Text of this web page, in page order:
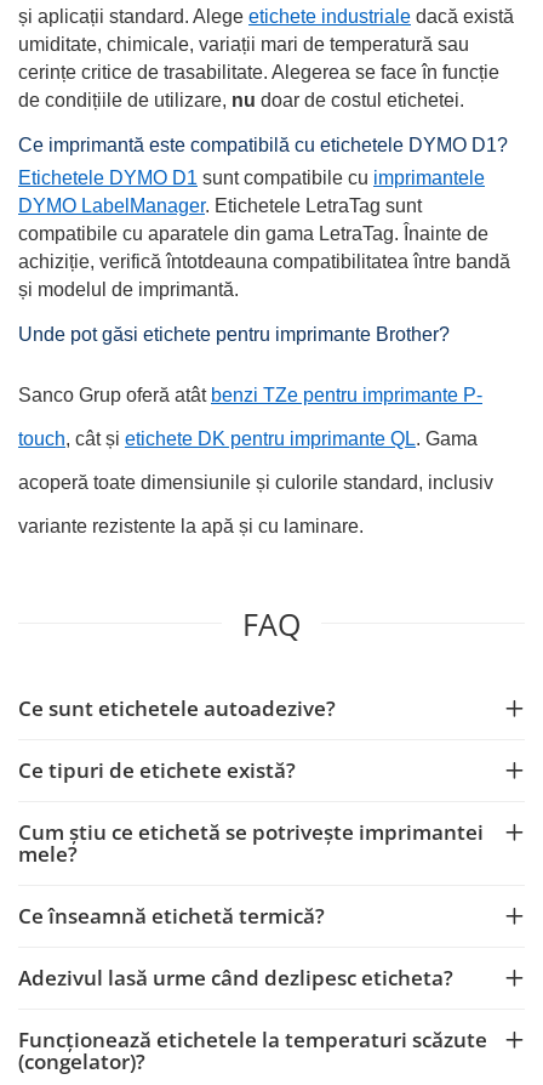
și aplicații standard. Alege etichete industriale dacă există
umiditate, chimicale, variații mari de temperatură sau
cerințe critice de trasabilitate. Alegerea se face în funcție
de condițiile de utilizare, nu doar de costul etichetei.
Ce imprimantă este compatibilă cu etichetele DYMO D1?
Etichetele DYMO D1 sunt compatibile cu imprimantele
DYMO LabelManager. Etichetele LetraTag sunt
compatibile cu aparatele din gama LetraTag. Înainte de
achiziție, verifică întotdeauna compatibilitatea între bandă
și modelul de imprimantă.
Unde pot găsi etichete pentru imprimante Brother?
Sanco Grup oferă atât benzi TZe pentru imprimante P-
touch, cât și etichete DK pentru imprimante QL. Gama
acoperă toate dimensiunile și culorile standard, inclusiv
variante rezistente la apă și cu laminare.
FAQ
Ce sunt etichetele autoadezive?
Ce tipuri de etichete există?
Cum știu ce etichetă se potrivește imprimantei
mele?
Ce înseamnă etichetă termică?
Adezivul lasă urme când dezlipesc eticheta?
Funcționează etichetele la temperaturi scăzute
(congelator)?